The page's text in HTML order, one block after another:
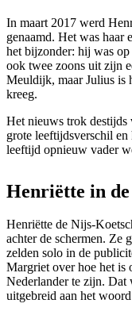
In maart 2017 werd
genaamd. Het was haar
het bijzonder: hij was
ook twee zoons uit zijn
Meuldijk, maar Julius is
kreeg.
Het nieuws trok destijds
grote leeftijdsverschil
leeftijd opnieuw vader
Henriëtte in
Henriëtte de Nijs-
achter de schermen. Ze
zelden solo in de
Margriet over hoe het is
Nederlander te zijn. Dat
uitgebreid aan het